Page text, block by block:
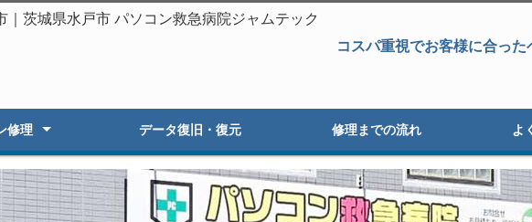
茨城県水戸市 パソコン救急病院ジャムテック
コスパ重視でお客様に合った
修理
修理
化プ
不良
ード
作・販売
ル
データ復旧・復元 修理までの流れ よ